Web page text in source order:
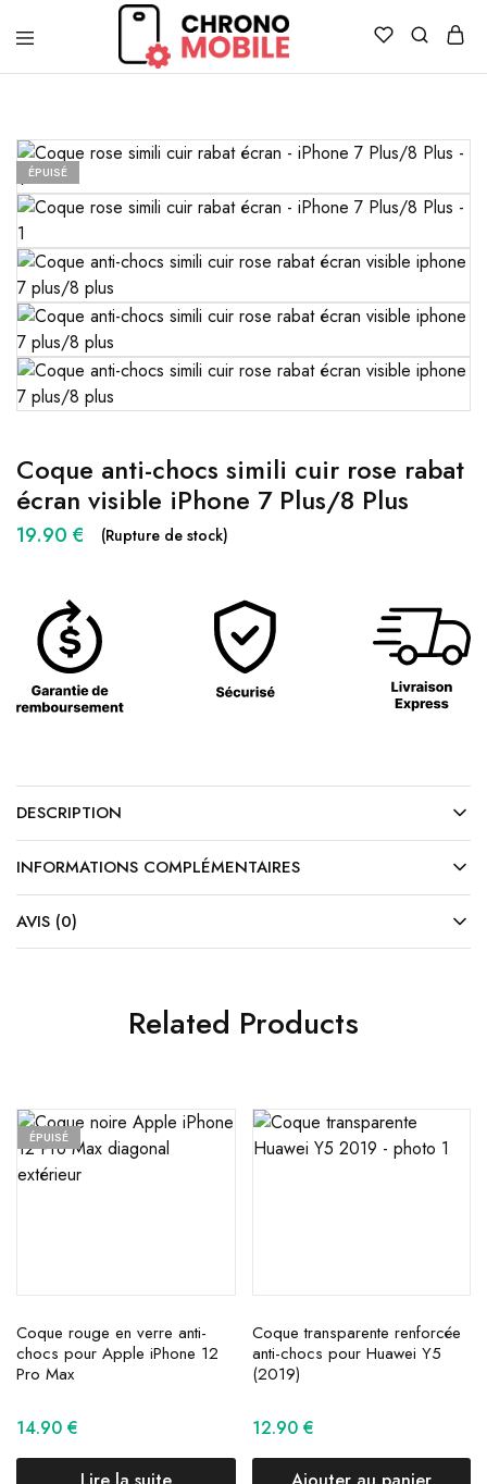
Chronomobile
Achat,
de
smartphones
et
tablettes
ÉPUISÉ
Coque anti-chocs simili cuir rose rabat
écran visible iPhone 7 Plus/8 Plus
19.90 € (Rupture de stock)
DESCRIPTION
INFORMATIONS COMPLÉMENTAIRES
AVIS (0)
Related Products
ÉPUISÉ
Coque rouge en verre anti-
chocs pour Apple iPhone 12
Pro Max
14.90 €
Coque transparente renforcée
anti-chocs pour Huawei Y5
(2019)
12.90 €